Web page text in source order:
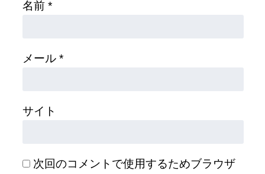
名前 *
メール *
サイト
次回のコメントで使用するためブラウザ